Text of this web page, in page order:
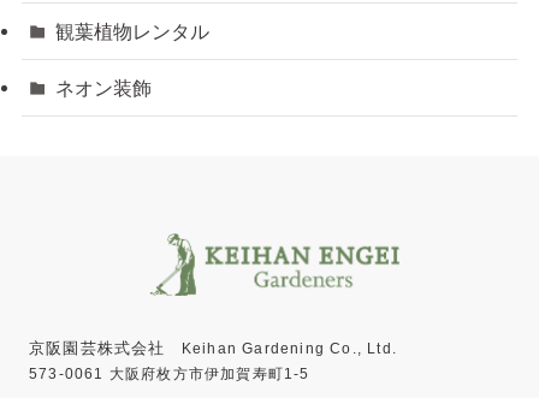
観葉植物レンタル
ネオン装飾
京阪園芸株式会社
Keihan Gardening Co., Ltd.
573-0061 大阪府枚方市伊加賀寿町1-5